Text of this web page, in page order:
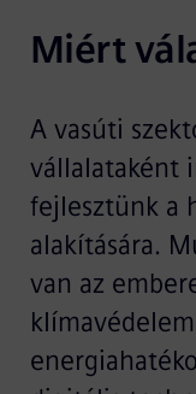
Miért
A vasúti
vállalataként
fejlesztünk a
alakítására.
van az